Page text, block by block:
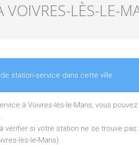
LÈS-LE-
station-service dans cette ville.
à Voivres-lès-le-Mans, vous
vérifier si votre station ne se trouve
lès-le-Mans).